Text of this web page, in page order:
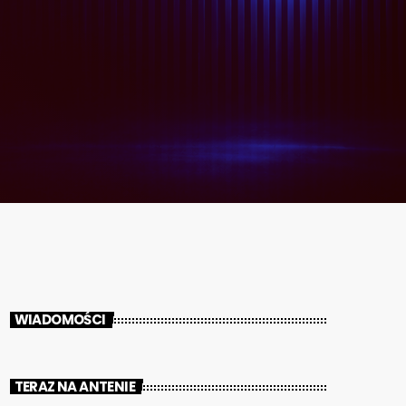
WIADOMOŚCI
TERAZ NA ANTENIE